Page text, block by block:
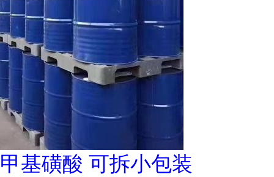
甲基磺酸 可拆小包装